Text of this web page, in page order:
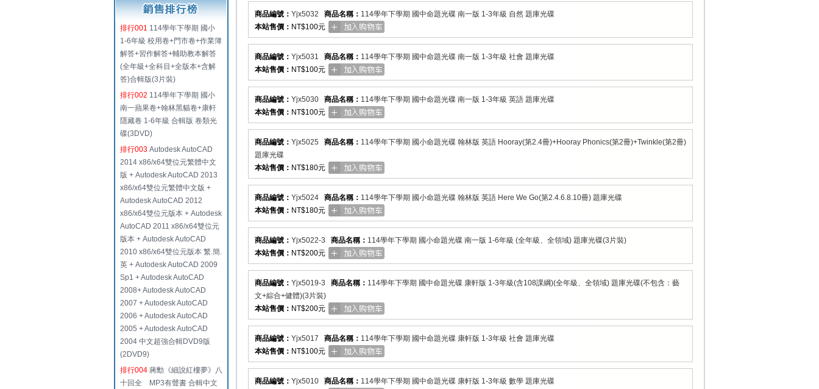
排行001 114學年下學期 國小
1-6年級 校用卷+門市卷+作業簿
解答+習作解答+輔助教本解答
(全年級+全科目+全版本+含解
答)合輯版(3片裝)
排行002 114學年下學期 國小
南一蘋果卷+翰林黑貓卷+康軒
隱藏卷 1-6年級 合輯版 卷類光
碟(3DVD)
排行003 Autodesk AutoCAD
2014 x86/x64雙位元繁體中文
版 + Autodesk AutoCAD 2013
x86/x64雙位元繁體中文版 +
Autodesk AutoCAD 2012
x86/x64雙位元版本 + Autodesk
AutoCAD 2011 x86/x64雙位元
版本 + Autodesk AutoCAD
2010 x86/x64雙位元版本 繁.簡.
英 + Autodesk AutoCAD 2009
Sp1 + Autodesk AutoCAD
2008+ Autodesk AutoCAD
2007 + Autodesk AutoCAD
2006 + Autodesk AutoCAD
2005 + Autodesk AutoCAD
2004 中文超強合輯DVD9版
(2DVD9)
排行004 蔣勳《細說紅樓夢》八
十回全 MP3有聲書 合輯中文
商品編號： Yjx5032 商品名稱： 114學年下學期 國中命題光碟 南一版 1-3年級 自然 題庫光碟
本站售價： NT$100元
商品編號： Yjx5031 商品名稱： 114學年下學期 國中命題光碟 南一版 1-3年級 社會 題庫光碟
本站售價： NT$100元
商品編號： Yjx5030 商品名稱： 114學年下學期 國中命題光碟 南一版 1-3年級 英語 題庫光碟
本站售價： NT$100元
商品編號： Yjx5025 商品名稱： 114學年下學期 國小命題光碟 翰林版 英語 Hooray(第2.4冊)+Hooray Phonics(第2冊)+Twinkle(第2冊)
題庫光碟
本站售價： NT$180元
商品編號： Yjx5024 商品名稱： 114學年下學期 國小命題光碟 翰林版 英語 Here We Go(第2.4.6.8.10冊) 題庫光碟
本站售價： NT$180元
商品編號： Yjx5022-3 商品名稱： 114學年下學期 國小命題光碟 南一版 1-6年級 (全年級、全領域) 題庫光碟(3片裝)
本站售價： NT$200元
商品編號： Yjx5019-3 商品名稱： 114學年下學期 國中命題光碟 康軒版 1-3年級(含108課綱)(全年級、全領域) 題庫光碟(不包含：藝
文+綜合+健體)(3片裝)
本站售價： NT$200元
商品編號： Yjx5017 商品名稱： 114學年下學期 國中命題光碟 康軒版 1-3年級 社會 題庫光碟
本站售價： NT$100元
商品編號： Yjx5010 商品名稱： 114學年下學期 國中命題光碟 康軒版 1-3年級 數學 題庫光碟